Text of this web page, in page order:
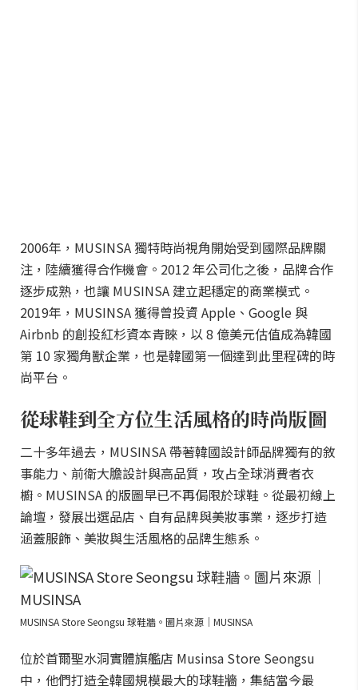
2006年，MUSINSA 獨特時尚視角開始受到國際品牌關
注，陸續獲得合作機會。2012 年公司化之後，品牌合作
逐步成熟，也讓 MUSINSA 建立起穩定的商業模式。
2019年，MUSINSA 獲得曾投資 Apple、Google 與
Airbnb 的創投紅杉資本青睞，以 8 億美元估值成為韓國
第 10 家獨角獸企業，也是韓國第一個達到此里程碑的時
尚平台。
從球鞋到全方位生活風格的時尚版圖
二十多年過去，MUSINSA 帶著韓國設計師品牌獨有的敘
事能力、前衛大膽設計與高品質，攻占全球消費者衣
櫥。MUSINSA 的版圖早已不再侷限於球鞋。從最初線上
論壇，發展出選品店、自有品牌與美妝事業，逐步打造
涵蓋服飾、美妝與生活風格的品牌生態系。
MUSINSA Store Seongsu 球鞋牆。圖片來源｜MUSINSA
位於首爾聖水洞實體旗艦店 Musinsa Store Seongsu
中，他們打造全韓國規模最大的球鞋牆，集結當今最